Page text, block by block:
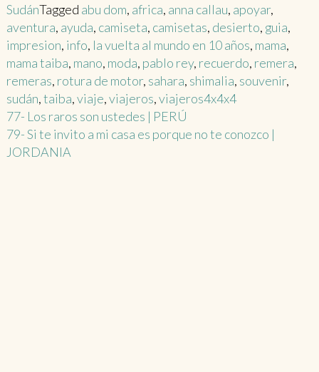
SudánTagged abu dom, africa, anna callau, apoyar,
aventura, ayuda, camiseta, camisetas, desierto, guia,
impresion, info, la vuelta al mundo en 10 años, mama,
mama taiba, mano, moda, pablo rey, recuerdo, remera,
remeras, rotura de motor, sahara, shimalia, souvenir,
sudán,taiba,viaje,viajeros,viajeros4x4x4
Post
navigation
77- Los raros son ustedes | PERÚ
79- Si te invito a mi casa es porque no te conozco |
JORDANIA